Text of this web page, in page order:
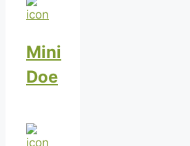
Mini
Doe